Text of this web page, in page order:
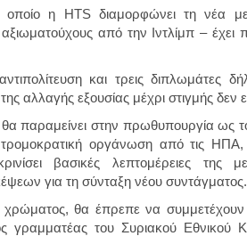
η HTS διαμορφώνει τη νέα
από την Ιντλίμπ – έχει
και τρεις διπλωμάτες
αλλαγής εξουσίας μέχρι στιγμής δεν
θα παραμείνει στην πρωθυπουργία ως
τρομοκρατική οργάνωση από τις
βασικές λεπτομέρειες της
για τη σύνταξη νέου συντάγματος.
θα έπρεπε να συμμετέχουν
γραμματέας του Συριακού Εθνικού